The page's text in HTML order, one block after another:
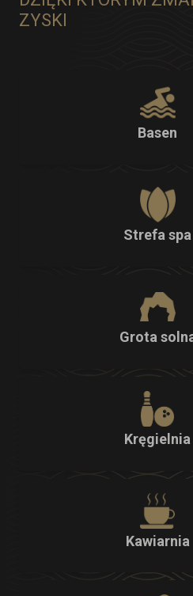
ZYSKI
Basen
Strefa spa
Grota
Kręgielnia
Kawiarnia